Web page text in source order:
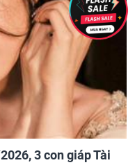
3 con giáp Tài